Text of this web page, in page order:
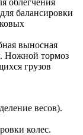
балансировки
выносная
Ножной тормоз
грузов
весов).
колес.